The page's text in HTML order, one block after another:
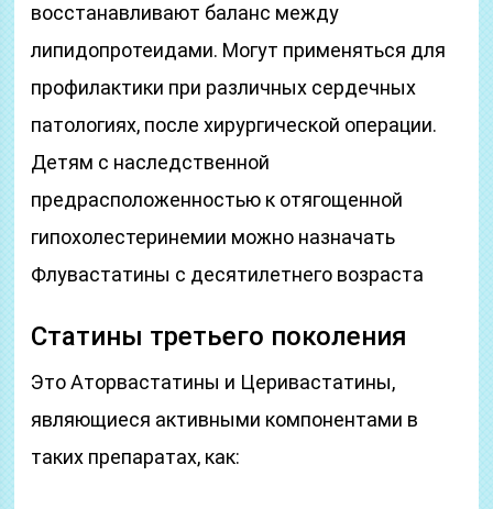
восстанавливают баланс между
липидопротеидами. Могут применяться для
профилактики при различных сердечных
патологиях, после хирургической операции.
Детям с наследственной
предрасположенностью к отягощенной
гипохолестеринемии можно назначать
Флувастатины с десятилетнего возраста
Статины третьего поколения
Это Аторвастатины и Церивастатины,
являющиеся активными компонентами в
таких препаратах, как: